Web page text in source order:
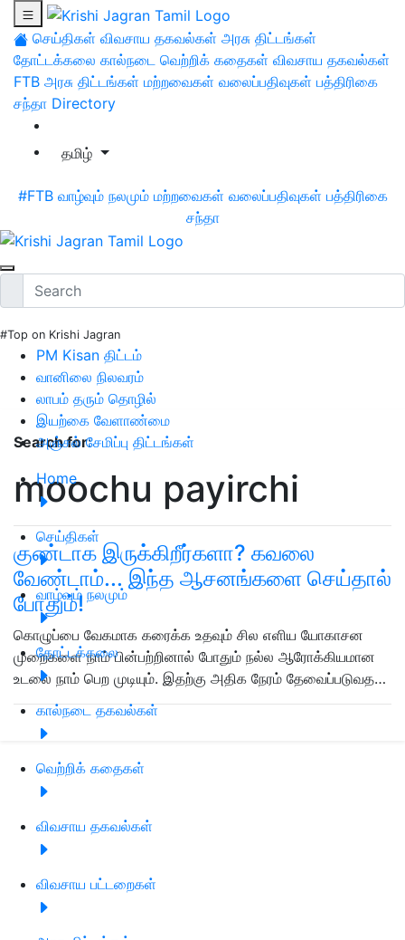
செய்திகள் விவசாய தகவல்கள் அரசு திட்டங்கள்
தோட்டக்கலை கால்நடை வெற்றிக் கதைகள் விவசாய தகவல்கள்
FTB அரசு திட்டங்கள் மற்றவைகள் வலைப்பதிவுகள் பத்திரிகை
சந்தா Directory
தமிழ்
#FTB வாழ்வும் நலமும் மற்றவைகள் வலைப்பதிவுகள் பத்திரிகை
சந்தா
#Top on Krishi Jagran
PM Kisan திட்டம்
வானிலை நிலவரம்
லாபம் தரும் தொழில்
இயற்கை வேளாண்மை
அஞ்சல் சேமிப்பு திட்டங்கள்
Home
செய்திகள்
வாழ்வும் நலமும்
தோட்டக்கலை
கால்நடை தகவல்கள்
வெற்றிக் கதைகள்
விவசாய தகவல்கள்
விவசாய பட்டறைகள்
Search for:
moochu payirchi
குண்டாக இருக்கிறீர்களா? கவலை
வேண்டாம்... இந்த ஆசனங்களை செய்தால்
போதும்!
கொழுப்பை வேகமாக கரைக்க உதவும் சில எளிய யோகாசன
முறைகளை நாம் பின்பற்றினால் போதும் நல்ல ஆரோக்கியமான
உடலை நாம் பெற முடியும். இதற்கு அதிக நேரம் தேவைப்படுவத…